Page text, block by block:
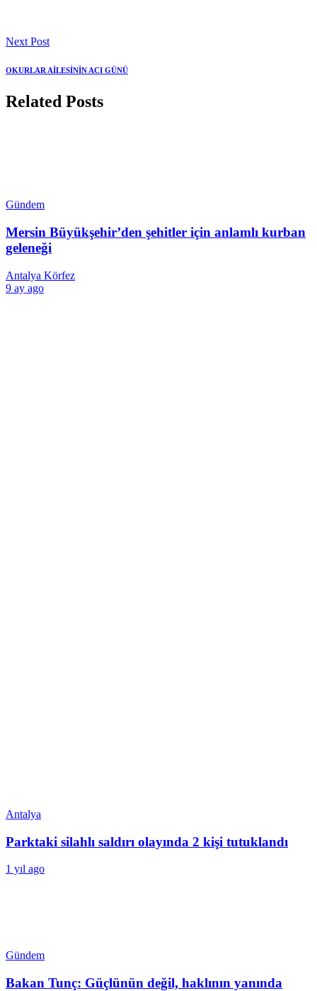
Next Post
OKURLAR AİLESİNİN ACI GÜNÜ
Related Posts
Gündem
Mersin Büyükşehir’den şehitler için anlamlı kurban
geleneği
Antalya Körfez
9 ay ago
Antalya
Parktaki silahlı saldırı olayında 2 kişi tutuklandı
1 yıl ago
Gündem
Bakan Tunç: Güçlünün değil, haklının yanında